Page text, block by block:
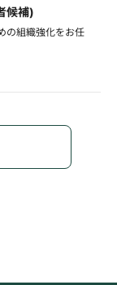
候補)
の組織強化をお任